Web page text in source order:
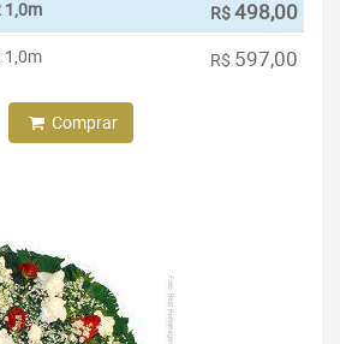
1,0m R$498,00
1,0m R$ 597,00
Comprar